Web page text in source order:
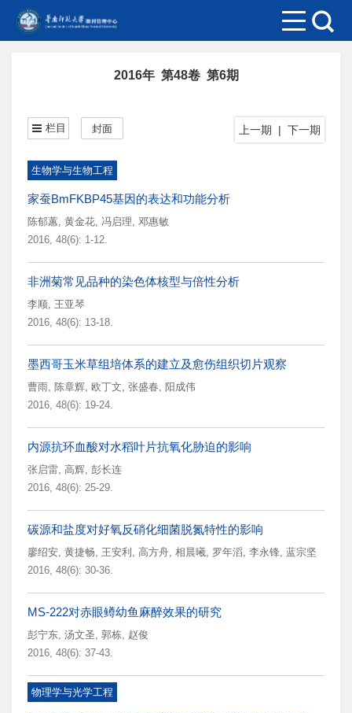
2016年 第48卷 第6期
上一期 | 下一期
栏目 封面
生物学与生物工程
家蚕BmFKBP45基因的表达和功能分析
陈郁蕙, 黄金花, 冯启理, 邓惠敏
2016, 48(6): 1-12.
非洲菊常见品种的染色体核型与倍性分析
李顺, 王亚琴
2016, 48(6): 13-18.
墨西哥玉米草组培体系的建立及愈伤组织切片观察
曹雨, 陈章辉, 欧丁文, 张盛春, 阳成伟
2016, 48(6): 19-24.
内源抗环血酸对水稻叶片抗氧化胁迫的影响
张启雷, 高辉, 彭长连
2016, 48(6): 25-29.
碳源和盐度对好氧反硝化细菌脱氮特性的影响
廖绍安, 黄捷畅, 王安利 , 高方舟, 相晨曦, 罗年滔, 李永锋, 蓝宗坚
2016, 48(6): 30-36.
MS-222对赤眼鳟幼鱼麻醉效果的研究
彭宁东, 汤文圣, 郭栋, 赵俊
2016, 48(6): 37-43.
物理学与光学工程